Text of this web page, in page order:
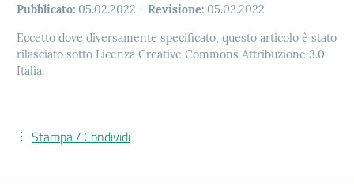
Pubblicato: 05.02.2022 - Revisione: 05.02.2022
Eccetto dove diversamente specificato, questo articolo è stato
rilasciato sotto Licenza Creative Commons Attribuzione 3.0
Italia.
Stampa / Condividi